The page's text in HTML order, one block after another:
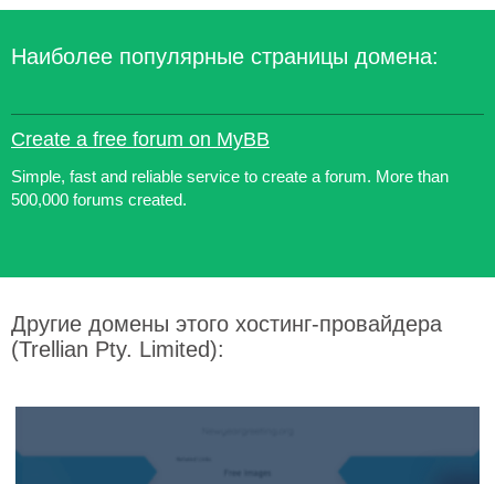
Наиболее популярные страницы домена:
Create a free forum on MyBB
Simple, fast and reliable service to create a forum. More than
500,000 forums created.
Другие домены этого хостинг-провайдера
(Trellian Pty. Limited):